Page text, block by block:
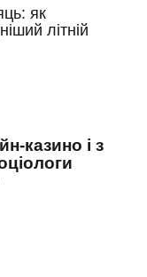
як
літній
казино і з